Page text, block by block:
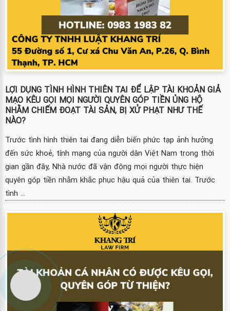
LỢI DỤNG TÌNH HÌNH THIÊN TAI ĐỂ LẬP TÀI KHOẢN GIẢ
MẠO KÊU GỌI MỌI NGƯỜI QUYÊN GÓP TIỀN ỦNG HỘ
NHẰM CHIẾM ĐOẠT TÀI SẢN, BỊ XỬ PHẠT NHƯ THẾ
NÀO?
Trước tình hình thiên tai đang diễn biến phức tạp ảnh hưởng
đến sức khoẻ, tính mạng của người dân Việt Nam trong thời
gian gần đây, Nhà nước đã vận động mọi người thực hiện
quyên góp tiền nhằm khắc phục hậu quả của thiên tai. Trước
tình ...